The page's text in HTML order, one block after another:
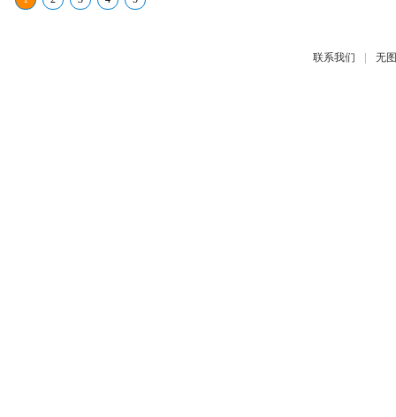
联系我们 | 无